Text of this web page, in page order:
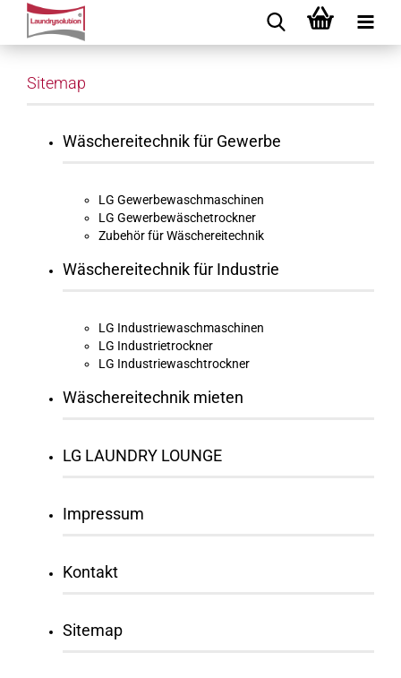
Sitemap
Wäschereitechnik für Gewerbe
LG Gewerbewaschmaschinen
LG Gewerbewäschetrockner
Zubehör für Wäschereitechnik
Wäschereitechnik für Industrie
LG Industriewaschmaschinen
LG Industrietrockner
LG Industriewaschtrockner
Wäschereitechnik mieten
LG LAUNDRY LOUNGE
Impressum
Kontakt
Sitemap